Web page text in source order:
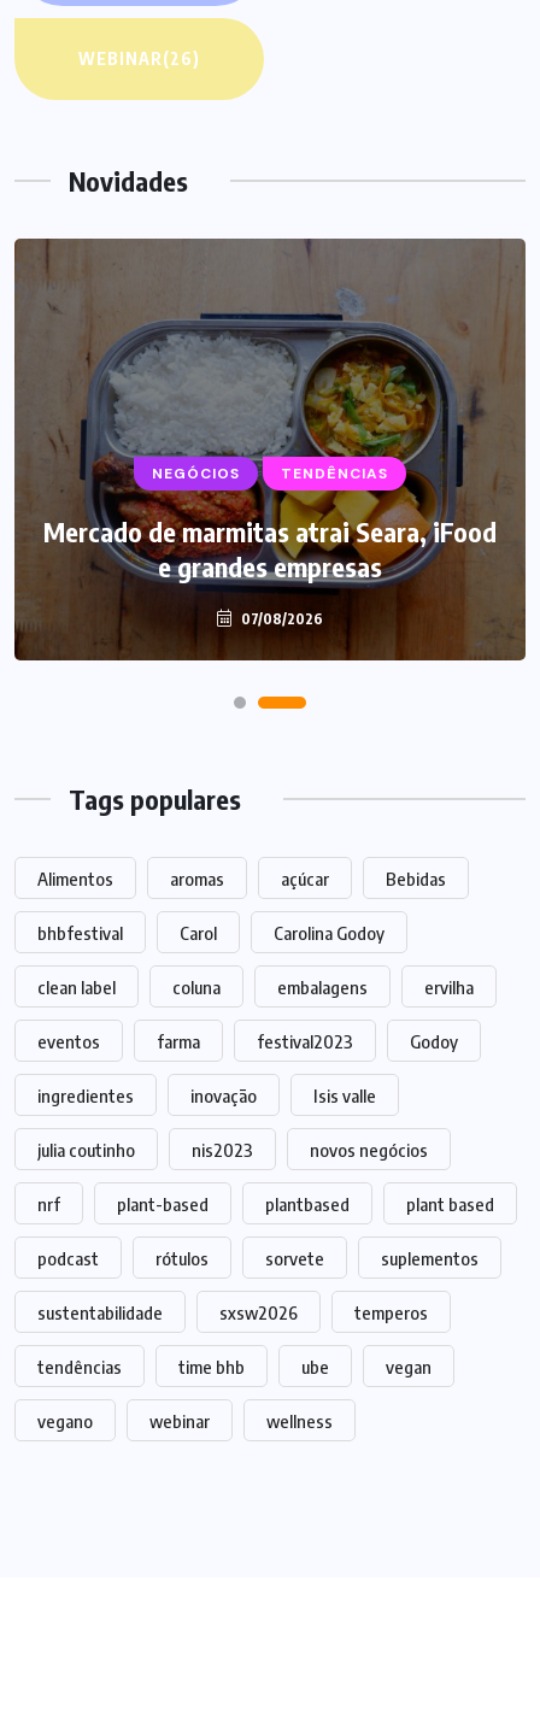
WEBINAR(26)
Novidades
NEGÓCIOS TENDÊNCIAS
Mercado de marmitas atrai Seara, iFood
e grandes empresas
07/08/2026
Tags populares
Alimentos aromas açúcar Bebidas
bhbfestival Carol Carolina Godoy
clean label coluna embalagens ervilha
eventos farma festival2023 Godoy
ingredientes inovação Isis valle
julia coutinho nis2023 novos negócios
nrf plant-based plantbased plant based
podcast rótulos sorvete suplementos
sustentabilidade sxsw2026 temperos
tendências time bhb ube vegan
vegano webinar wellness